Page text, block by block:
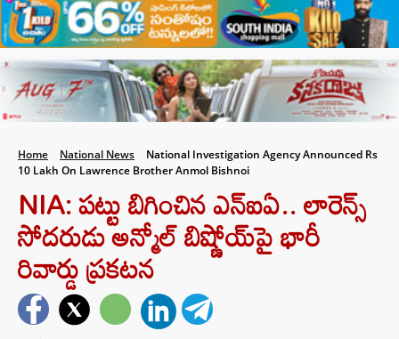
Home National News
National Investigation Agency Announced Rs
10 Lakh On Lawrence Brother Anmol Bishnoi
NIA: పట్టు బిగించిన ఎన్ఐఏ.. లారెన్స్
సోదరుడు అన్మోల్ బిష్ణోయ్‌పై భారీ
రివార్డు ప్రకటన